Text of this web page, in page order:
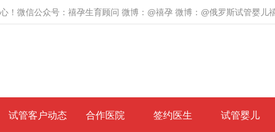
！微信公众号：禧孕生育顾问 微博：@禧孕 微博：@俄罗斯试管婴儿
试管客户动态 合作医院 签约医生 试管婴儿